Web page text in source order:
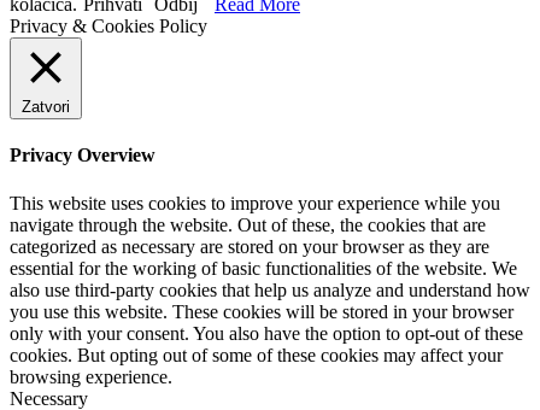
kolačića. Prihvati Odbij
Read More
Privacy & Cookies Policy
Zatvori
Privacy Overview
This website uses cookies to improve your experience while you
navigate through the website. Out of these, the cookies that are
categorized as necessary are stored on your browser as they are
essential for the working of basic functionalities of the website. We
also use third-party cookies that help us analyze and understand how
you use this website. These cookies will be stored in your browser
only with your consent. You also have the option to opt-out of these
cookies. But opting out of some of these cookies may affect your
browsing experience.
Necessary